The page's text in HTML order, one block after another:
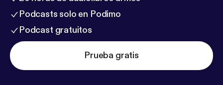
Podcasts solo en Podimo
Podcast gratuitos
Prueba gratis